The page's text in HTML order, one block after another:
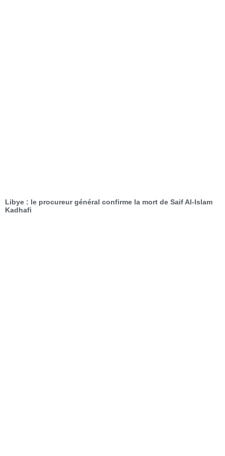
Libye : le procureur général confirme la mort de Saif Al-Islam
Kadhafi